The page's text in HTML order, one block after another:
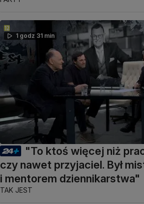
1 godz 31 min
"To ktoś więcej niż
czy nawet przyjaciel. Był
i mentorem dziennikarstwa"
TAK JEST